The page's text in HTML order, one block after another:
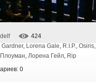
424
, Lorena Gale R.I.P. Osiris
Лорена Гейл Rip
0